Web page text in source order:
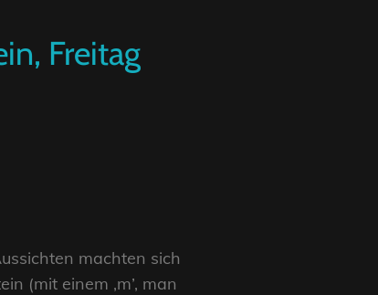
Freitag
machten sich
(mit einem ,m’, man